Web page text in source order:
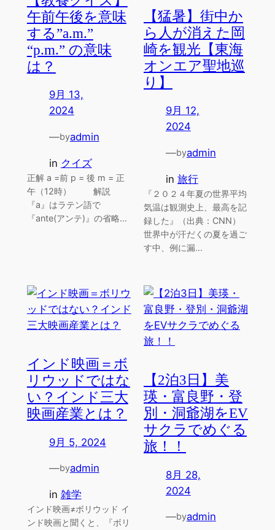
午前午後を意味
する”a.m.”
“p.m.” の意味
は？
9月 13,
2024
—byadmin
in クイズ
正解 a =前 p = 後 m = 正
午（12時） 解説
『a』はラテン語で
『ante(アンテ)』の省略…
【猛暑】街中か
ら人が消えた岡
崎を観光【東海
オンエア聖地巡
り】
9月 12,
2024
—byadmin
in 旅行
『２０２４年夏の世界平均
気温は観測史上、最高を記
録した』（出典：CNN）
世界中が汗だくの夏を過ご
す中、例に漏…
インド映画＝ボ
リウッドではな
い？インド三大
映画産業とは？
9月 5, 2024
—byadmin
in 雑学
インド映画≠ボリウッド イ
ンド映画と聞くと、『ボリ
【2泊3日】美
瑛・富良野・登
別・洞爺湖をEV
サクラでめぐる
旅！！
8月 28,
2024
—byadmin